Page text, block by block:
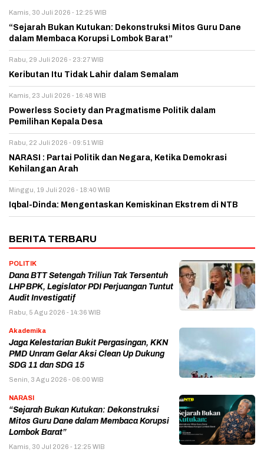
Kamis, 30 Juli 2026 - 12:25 WIB
“Sejarah Bukan Kutukan: Dekonstruksi Mitos Guru Dane
dalam Membaca Korupsi Lombok Barat”
Rabu, 29 Juli 2026 - 23:27 WIB
Keributan Itu Tidak Lahir dalam Semalam
Kamis, 23 Juli 2026 - 16:48 WIB
Powerless Society dan Pragmatisme Politik dalam
Pemilihan Kepala Desa
Rabu, 22 Juli 2026 - 09:51 WIB
NARASI : Partai Politik dan Negara, Ketika Demokrasi
Kehilangan Arah
Minggu, 19 Juli 2026 - 18:40 WIB
Iqbal-Dinda: Mengentaskan Kemiskinan Ekstrem di NTB
BERITA TERBARU
POLITIK
Dana BTT Setengah Triliun Tak Tersentuh
LHP BPK, Legislator PDI Perjuangan Tuntut
Audit Investigatif
Rabu, 5 Agu 2026 - 14:36 WIB
Akademika
Jaga Kelestarian Bukit Pergasingan, KKN
PMD Unram Gelar Aksi Clean Up Dukung
SDG 11 dan SDG 15
Senin, 3 Agu 2026 - 06:00 WIB
NARASI
“Sejarah Bukan Kutukan: Dekonstruksi
Mitos Guru Dane dalam Membaca Korupsi
Lombok Barat”
Kamis, 30 Jul 2026 - 12:25 WIB